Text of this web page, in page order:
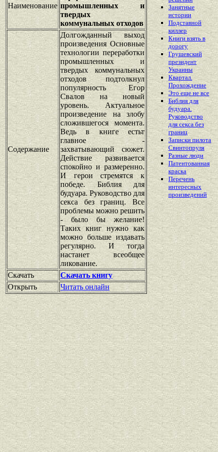
Наименование промышленных и
твердых
коммунальных отходов
Содержание
Долгожданный выход
произведения Основные
технологии переработки
промышленных и
твердых коммунальных
отходов подтолкнул
популярность Егор
Свалов на новый
уровень. Актуальное
произведение на злобу
сложившегося момента.
Ведь в книге естьт
главное -
захватывающий сюжет.
Действие развивается
спокойно и размеренно.
И герои стремятся к
победе. Библия для
будуара. Руководство для
секса без границ. Все
проблемы можно решить
- было бы желание!
Таких книг нужно как
можно больше издавать
регулярно. И тогда
настанет всеобщее
ликование.
Скачать
Скачать книгу
Открыть
Читать онлайн
Занятные
истории
Подставной
киллер
Книги взять в
дорогу
Грушевский
президент
Украины
Квартал.
Прохождение
Это еще не все
Библия для
будуара.
Руководство
для секса без
границ
Записки пилота
Свинтопруля
Разные люди
Патентованная
краска
Перечень
интересных
произведений